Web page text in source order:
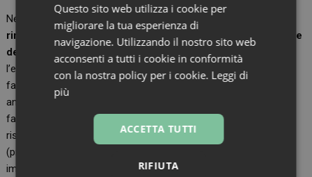
Ne consegue che anche
la figura del farmacista necessita di
rinnovate competenze per restare al passo con l’evoluzione
del ruolo e del mercat
o. Una “moderna competenza” è
l’elemento che fa la differenza, costruisce un’identità chiara e
favorisce un’offerta di servizio che non soltanto soddisfi, ma
anticipi e superi le aspettative del paziente. Questo modello di
farmacia del futuro pone la professione a un livello superiore
rispetto al passato, e garantisce un vantaggio competitivo
(professionalità, fiducia, considerazione, fedeltà) difficilmente
imitabile e che, oggi più che mai, è ricercato dal cittadino.
Questo sito web utilizza i cookie per
migliorare la tua esperienza di
navigazione. Utilizzando il nostro sito web
acconsenti a tutti i cookie in conformità
con la nostra policy per i cookie. Leggi di
più
ACCETTA TUTTI
RIFIUTA